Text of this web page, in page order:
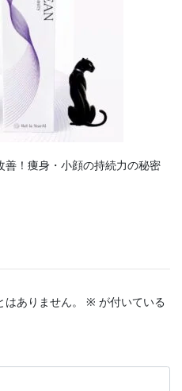
！痩身・小顔の持続力の秘密
ありません。 ※ が付いている